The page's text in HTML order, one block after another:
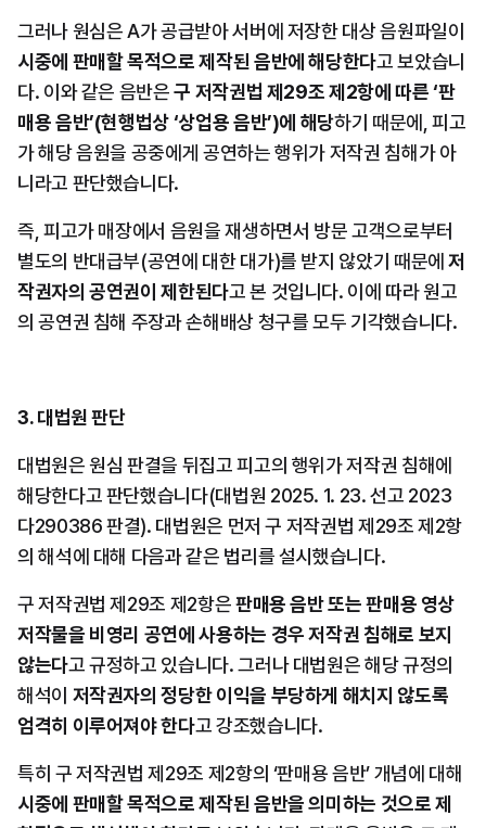
시중에 판매할 목적으로 제작된 음반에 해당한다고 보았습니
다. 이와 같은 음반은 구 저작권법 제29조 제2항에 따른 ‘판
매용 음반’(현행법상 ‘상업용 음반’)에 해당하기 때문에, 피고
가 해당 음원을 공중에게 공연하는 행위가 저작권 침해가 아
니라고 판단했습니다.
즉, 피고가 매장에서 음원을 재생하면서 방문 고객으로부터
별도의 반대급부(공연에 대한 대가)를 받지 않았기 때문에 저
작권자의 공연권이 제한된다고 본 것입니다. 이에 따라 원고
의 공연권 침해 주장과 손해배상 청구를 모두 기각했습니다.
3. 대법원 판단
대법원은 원심 판결을 뒤집고 피고의 행위가 저작권 침해에
해당한다고 판단했습니다(대법원 2025. 1. 23. 선고 2023
다290386 판결). 대법원은 먼저 구 저작권법 제29조 제2항
의 해석에 대해 다음과 같은 법리를 설시했습니다.
구 저작권법 제29조 제2항은 판매용 음반 또는 판매용 영상
저작물을 비영리 공연에 사용하는 경우 저작권 침해로 보지
않는다고 규정하고 있습니다. 그러나 대법원은 해당 규정의
해석이 저작권자의 정당한 이익을 부당하게 해치지 않도록
엄격히 이루어져야 한다고 강조했습니다.
시중에 판매할 목적으로 제작된 음반을 의미하는 것으로 제